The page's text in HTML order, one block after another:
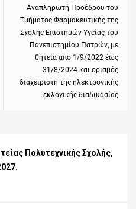
Αναπληρωτή Προέδρου του
Τμήματος Φαρμακευτικής της
Σχολής Επιστημών Υγείας του
Πανεπιστημίου Πατρών, με
θητεία από 1/9/2022 έως
31/8/2024 και ορισμός
διαχειριστή της ηλεκτρονικής
εκλογικής διαδικασίας
Πολυτεχνικής Σχολής,